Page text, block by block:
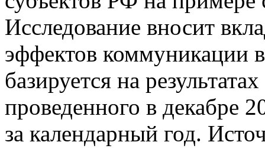
Исследование вносит
эффектов коммуникации
базируется на
проведенного в декабре
за календарный год.